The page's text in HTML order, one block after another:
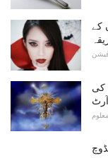
کے
کی